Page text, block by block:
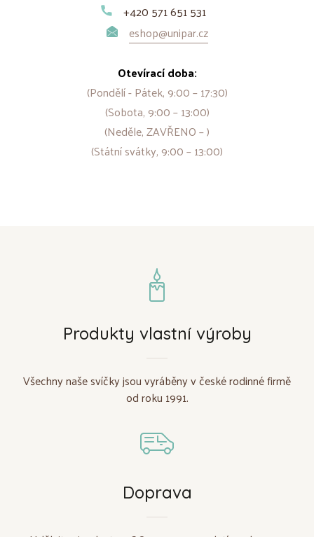
+420 571 651 531
eshop@unipar.cz
Otevírací doba:
(Pondělí - Pátek, 9:00 – 17:30)
(Sobota, 9:00 – 13:00)
(Neděle, ZAVŘENO – )
(Státní svátky, 9:00 – 13:00)
Produkty vlastní výroby
Všechny naše svíčky jsou vyráběny v české rodinné firmě
od roku 1991.
Doprava